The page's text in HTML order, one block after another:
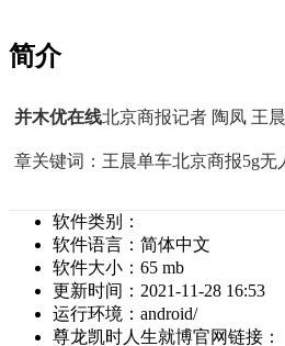
简介
并木优在线北京商报记者 陶凤 王晨
章关键词：王晨单车北京商报5g无人
软件类别：
软件语言： 简体中文
软件大小： 65 mb
更新时间： 2021-11-28 16:53
运行环境： android/
尊龙凯时人生就博官网链接：